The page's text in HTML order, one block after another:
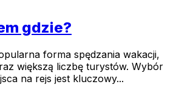
gdzie?
forma spędzania wakacji,
większą liczbę turystów. Wybór
na rejs jest kluczowy...